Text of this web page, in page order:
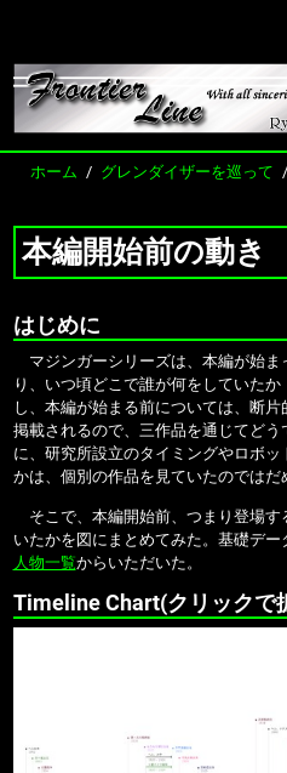
ホーム グレンダイザーを巡って
本編開始前の動き
はじめに
マジンガーシリーズは、本編が始ま
り、いつ頃どこで誰が何をしていた
し、本編が始まる前については、断
掲載されるので、三作品を通じてど
に、研究所設立のタイミングやロボ
かは、個別の作品を見ていたのではだ
そこで、本編開始前、つまり登場す
いたかを図にまとめてみた。基礎デー
人物一覧からいただいた。
Timeline Chart(クリックで